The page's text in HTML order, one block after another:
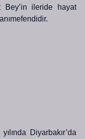
Bey’in ileride hayat
Diyarbakır’da